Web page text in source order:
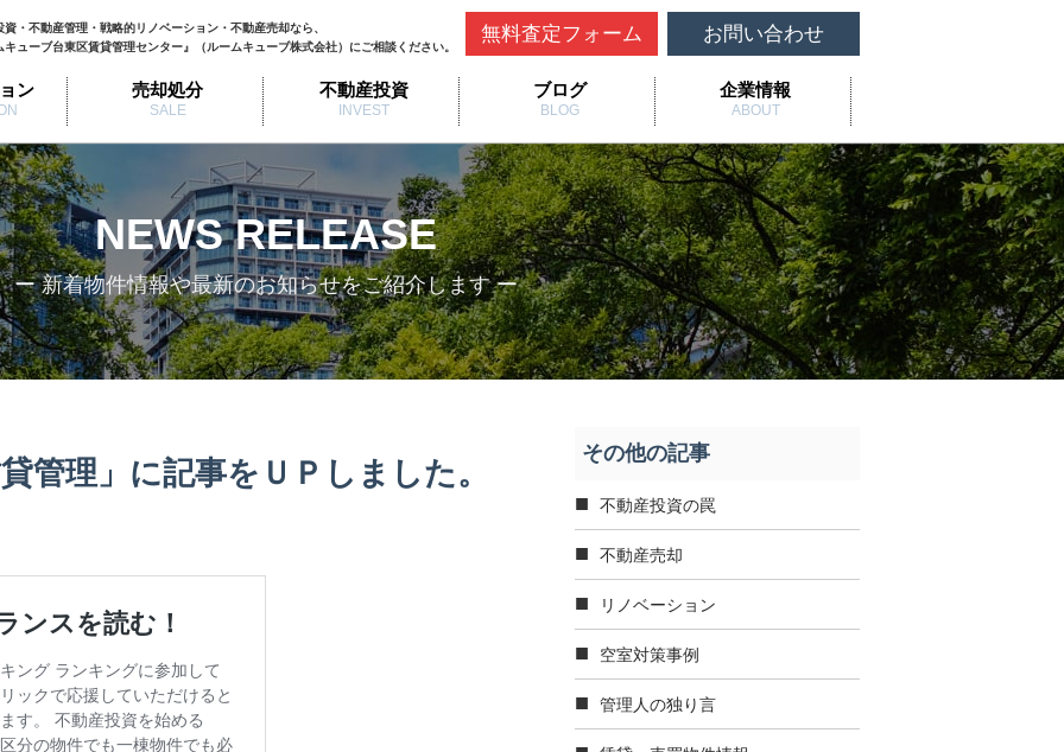
資・不動産管理・戦略的リノベーション・不動産売却なら、
キューブ台東区賃貸管理センター』（ルームキューブ株式会社）にご相談ください。
ン 売却処分
SALE
不動産投資
INVEST
ブログ
BLOG
企業情報
ABOUT
無料査定フォーム お問い合わせ
NEWS RELEASE
ー 新着物件情報や最新のお知らせをご紹介します ー
管理」に記事をＵＰしました。
その他の記事
不動産投資の罠
不動産売却
リノベーション
空室対策事例
管理人の独り言